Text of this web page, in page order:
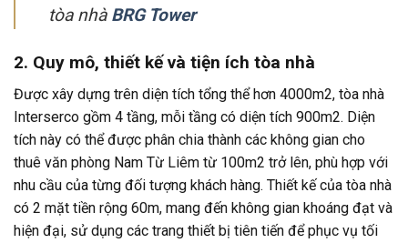
tòa nhà BRG Tower
2. Quy mô, thiết kế và tiện ích tòa nhà
Được xây dựng trên diện tích tổng thể hơn 4000m2, tòa nhà
Interserco gồm 4 tầng, mỗi tầng có diện tích 900m2. Diện
tích này có thể được phân chia thành các không gian cho
thuê văn phòng Nam Từ Liêm từ 100m2 trở lên, phù hợp với
nhu cầu của từng đối tượng khách hàng. Thiết kế của tòa nhà
có 2 mặt tiền rộng 60m, mang đến không gian khoáng đạt và
hiện đại, sử dụng các trang thiết bị tiên tiến để phục vụ tối